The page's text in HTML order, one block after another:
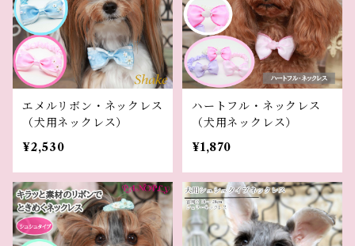
エメルリボン・ネックレス
（犬用ネックレス）
¥2,530
ハートフル・ネックレス
（犬用ネックレス）
¥1,870